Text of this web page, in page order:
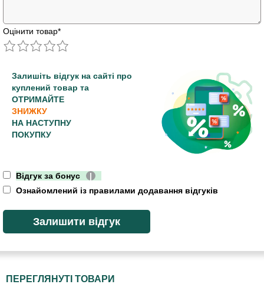
Оцінити товар*
Залишіть відгук на сайті про
куплений товар та
ОТРИМАЙТЕ
ЗНИЖКУ
НА НАСТУПНУ
ПОКУПКУ
Відгук за бонус
|
Ознайомлений із правилами додавання відгуків
ПЕРЕГЛЯНУТІ ТОВАРИ